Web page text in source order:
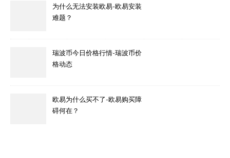
为什么无法安装欧易-欧易安装
难题？
瑞波币今日价格行情-瑞波币价
格动态
欧易为什么买不了-欧易购买障
碍何在？